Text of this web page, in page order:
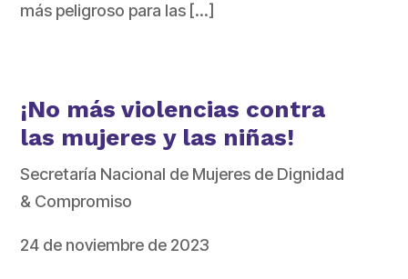
más peligroso para las […]
¡No más violencias contra
las mujeres y las niñas!
Secretaría Nacional de Mujeres de Dignidad
& Compromiso
24 de noviembre de 2023